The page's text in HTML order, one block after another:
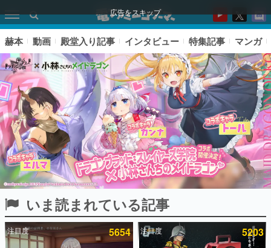
広告をスキップ
ピックアップ
電ファミのいま読まれている記事ランキング
赫本 動画 殿堂入り記事 インタビュー 特集記事 マンガ
いま読まれている記事
注目度 5654 注目度 5203